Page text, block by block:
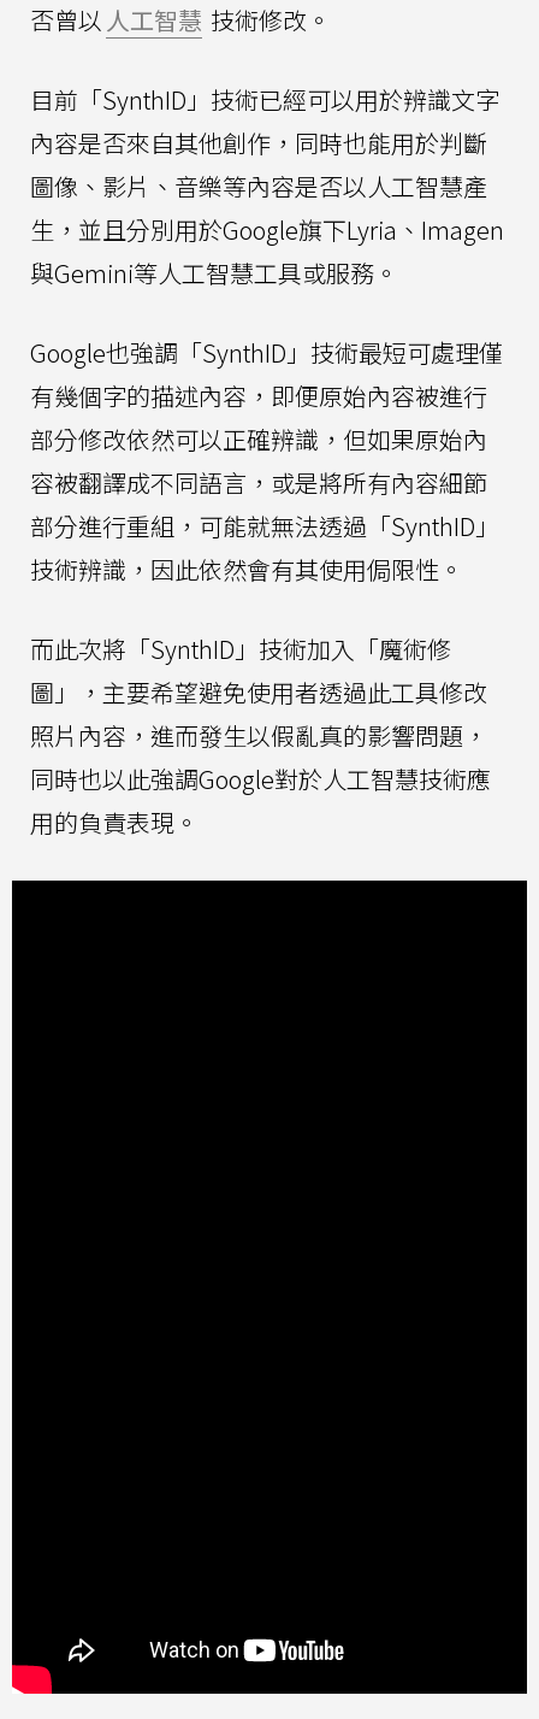
否曾以 人工智慧 技術修改。
目前「SynthID」技術已經可以用於辨識文字
內容是否來自其他創作，同時也能用於判斷
圖像、影片、音樂等內容是否以人工智慧產
生，並且分別用於Google旗下Lyria、Imagen
與Gemini等人工智慧工具或服務。
Google也強調「SynthID」技術最短可處理僅
有幾個字的描述內容，即便原始內容被進行
部分修改依然可以正確辨識，但如果原始內
容被翻譯成不同語言，或是將所有內容細節
部分進行重組，可能就無法透過「SynthID」
技術辨識，因此依然會有其使用侷限性。
而此次將「SynthID」技術加入「魔術修
圖」，主要希望避免使用者透過此工具修改
照片內容，進而發生以假亂真的影響問題，
同時也以此強調Google對於人工智慧技術應
用的負責表現。